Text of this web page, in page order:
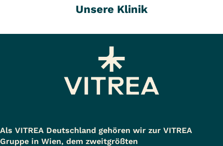
Unsere Klinik
Als VITREA Deutschland gehören wir zur VITREA
Gruppe in Wien, dem zweitgrößten